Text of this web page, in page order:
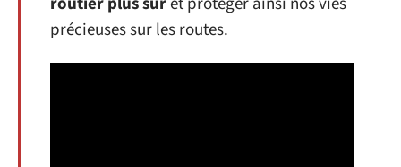
précieuses sur les routes.